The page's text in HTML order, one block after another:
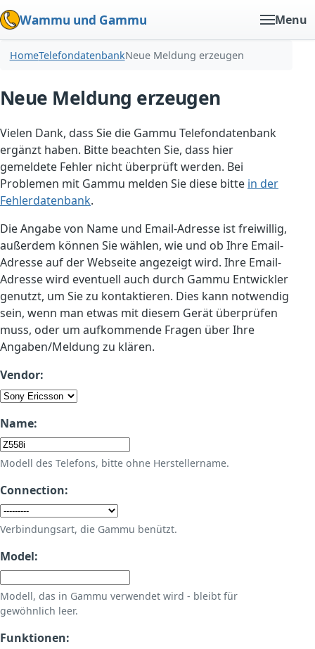
Wammu und Gammu Menu
HomeTelefondatenbankNeue Meldung erzeugen
Neue Meldung erzeugen
Vielen Dank, dass Sie die Gammu Telefondatenbank
ergänzt haben. Bitte beachten Sie, dass hier
gemeldete Fehler nicht überprüft werden. Bei
Problemen mit Gammu melden Sie diese bitte in der
Fehlerdatenbank.
Die Angabe von Name und Email-Adresse ist freiwillig,
außerdem können Sie wählen, wie und ob Ihre Email-
Adresse auf der Webseite angezeigt wird. Ihre Email-
Adresse wird eventuell auch durch Gammu Entwickler
genutzt, um Sie zu kontaktieren. Dies kann notwendig
sein, wenn man etwas mit diesem Gerät überprüfen
muss, oder um aufkommende Fragen über Ihre
Angaben/Meldung zu klären.
Vendor:
Name:
Modell des Telefons, bitte ohne Herstellername.
Connection:
Verbindungsart, die Gammu benützt.
Model:
Modell, das in Gammu verwendet wird - bleibt für
gewöhnlich leer.
Funktionen: